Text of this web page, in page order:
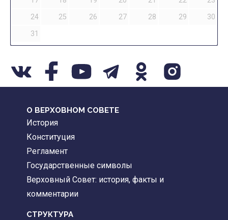
24
25 26 27 28 29
30
31
О ВЕРХОВНОМ СОВЕТЕ
История
Конституция
Регламент
Государственные символы
Верховный Совет: история, факты и
комментарии
CТРУКТУРА